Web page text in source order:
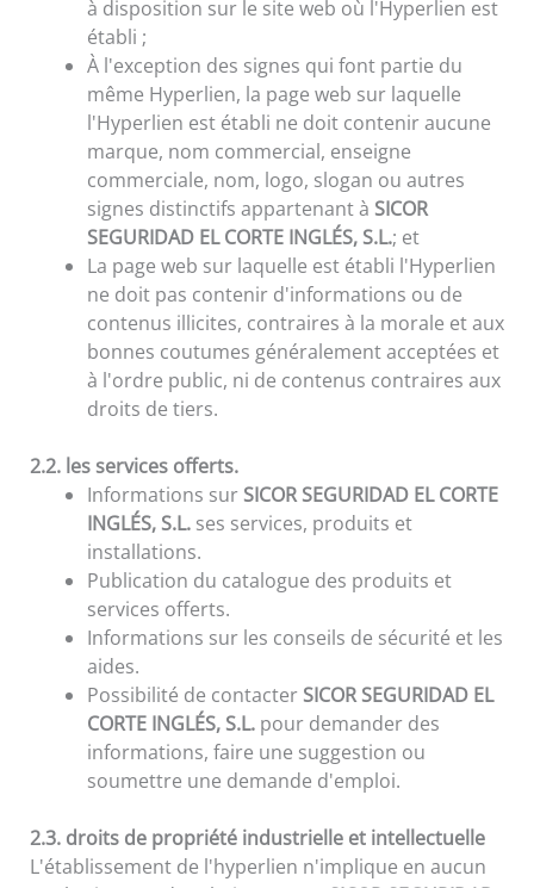
à disposition sur le site web où l'Hyperlien est
établi ;
À l'exception des signes qui font partie du
même Hyperlien, la page web sur laquelle
l'Hyperlien est établi ne doit contenir aucune
marque, nom commercial, enseigne
commerciale, nom, logo, slogan ou autres
signes distinctifs appartenant à SICOR
SEGURIDAD EL CORTE INGLÉS, S.L.; et
La page web sur laquelle est établi l'Hyperlien
ne doit pas contenir d'informations ou de
contenus illicites, contraires à la morale et aux
bonnes coutumes généralement acceptées et
à l'ordre public, ni de contenus contraires aux
droits de tiers.
2.2. les services offerts.
Informations sur SICOR SEGURIDAD EL CORTE
INGLÉS, S.L.ses services, produits et
installations.
Publication du catalogue des produits et
services offerts.
Informations sur les conseils de sécurité et les
aides.
Possibilité de contacter SICOR SEGURIDAD EL
CORTE INGLÉS, S.L.pour demander des
informations, faire une suggestion ou
soumettre une demande d'emploi.
2.3. droits de propriété industrielle et intellectuelle
L'établissement de l'hyperlien n'implique en aucun